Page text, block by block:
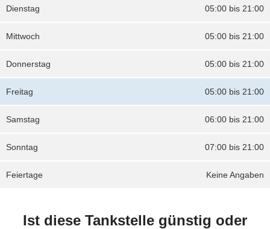
05:00 bis 21:00
Dienstag
05:00 bis 21:00
Mittwoch
05:00 bis 21:00
Donnerstag
05:00 bis 21:00
Freitag
06:00 bis 21:00
Samstag
07:00 bis 21:00
Sonntag
Keine Angaben
Feiertage
Ist diese Tankstelle günstig oder